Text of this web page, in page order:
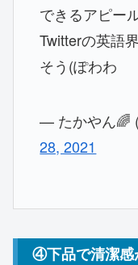
できるアピー
Twitterの英語
そう(ぽわわ
— たかやん🌈
28, 2021
④下品で清潔感